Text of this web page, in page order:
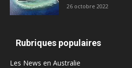
26 octobre 2022
Rubriques populaires
Les News en Australie